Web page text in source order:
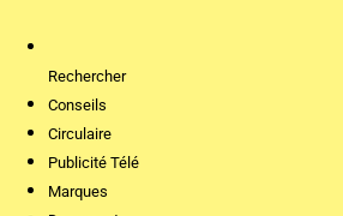
Rechercher
Conseils
Circulaire
Publicité Télé
Marques